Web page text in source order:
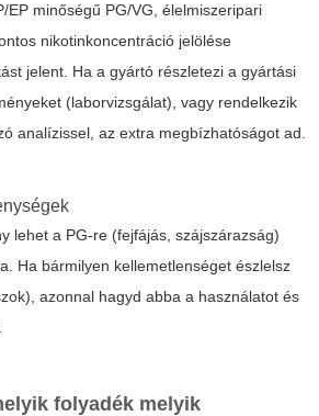
EP minőségű PG/VG, élelmiszeripari
nikotinkoncentráció jelölése
jelent. Ha a gyártó részletezi a gyártási
(laborvizsgálat), vagy rendelkezik
analízissel, az extra megbízhatóságot ad.
lehet a PG-re (fejfájás, szájszárazság)
Ha bármilyen kellemetlenséget észlelsz
azonnal hagyd abba a használatot és
folyadék melyik